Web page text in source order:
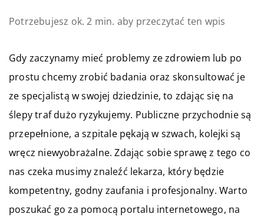
Potrzebujesz ok. 2 min. aby przeczytać ten wpis
Gdy zaczynamy mieć problemy ze zdrowiem lub po
prostu chcemy zrobić badania oraz skonsultować je
ze specjalistą w swojej dziedzinie, to zdając się na
ślepy traf dużo ryzykujemy. Publiczne przychodnie są
przepełnione, a szpitale pękają w szwach, kolejki są
wręcz niewyobrażalne. Zdając sobie sprawę z tego co
nas czeka musimy znaleźć lekarza, który będzie
kompetentny, godny zaufania i profesjonalny. Warto
poszukać go za pomocą portalu internetowego, na